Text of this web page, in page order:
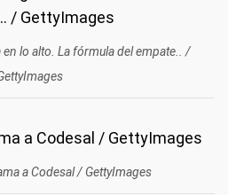
en lo alto. La fórmula del empate.. /
a Codesal / GettyImages